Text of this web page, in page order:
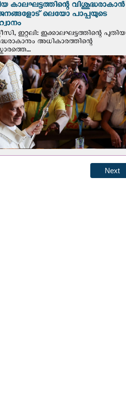
കാലഘട്ടത്തിന്റെ വിശുദ്ധരാകാന്‍
ലെയോ പാപ്പയുടെ
ഇറ്റലി: ഇക്കാലഘട്ടത്തിന്റെ പുതിയ
അധികാരത്തിന്റെ
Next